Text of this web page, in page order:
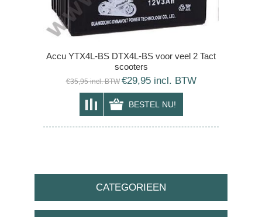
Accu YTX4L-BS DTX4L-BS voor veel 2 Tact
scooters
€35,95 incl. BTW €29,95 incl. BTW
CATEGORIEEN